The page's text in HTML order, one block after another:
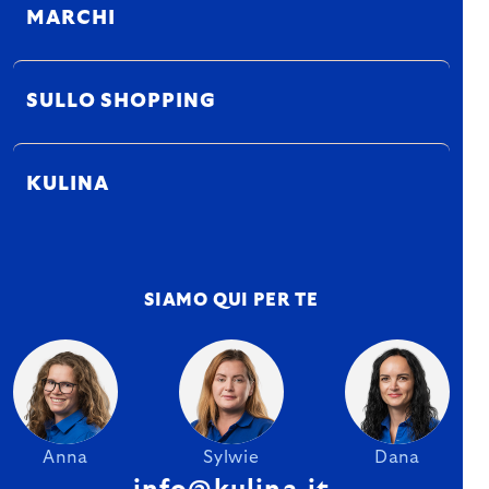
MARCHI
SULLO SHOPPING
KULINA
SIAMO QUI PER TE
Anna Sylwie Dana